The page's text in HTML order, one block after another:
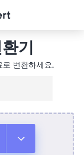
기
로 변환하세요.